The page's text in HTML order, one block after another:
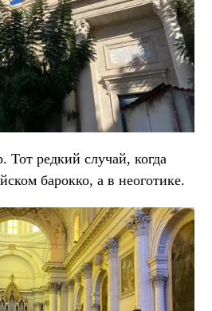
Тот редкий случай, когда
барокко, а в неоготике.